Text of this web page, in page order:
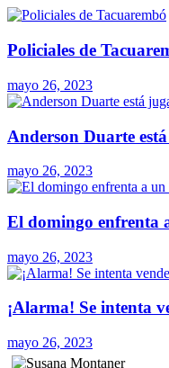
Policiales de
mayo 26, 2023
Anderson Duarte
mayo 26, 2023
El domingo enfrenta
mayo 26, 2023
¡Alarma! Se intenta
mayo 26, 2023